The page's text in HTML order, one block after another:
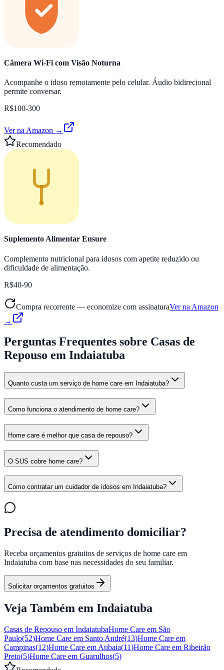
Câmera Wi-Fi com Visão Noturna
Acompanhe o idoso remotamente pelo celular. Áudio bidirecional
permite conversar.
R$100-300
Ver na Amazon →
Recomendado
Suplemento Alimentar Ensure
Complemento nutricional para idosos com apetite reduzido ou
dificuldade de alimentação.
R$40-90
Compra recorrente — economize com assinaturaVer na Amazon
→
Perguntas Frequentes sobre Casas de
Repouso em Indaiatuba
Quanto custa um serviço de home care em Indaiatuba?
Como funciona o atendimento de home care?
Home care é melhor que casa de repouso?
O SUS cobre home care?
Como contratar um cuidador de idosos em Indaiatuba?
Precisa de atendimento domiciliar?
Receba orçamentos gratuitos de serviços de home care em
Indaiatuba com base nas necessidades do seu familiar.
Solicitar orçamentos gratuitos
Veja Também em Indaiatuba
Casas de Repouso em IndaiatubaHome Care em São
Paulo(52)Home Care em Santo André(13)Home Care em
Campinas(12)Home Care em Atibaia(11)Home Care em Ribeirão
Preto(5)Home Care em Guarulhos(5)